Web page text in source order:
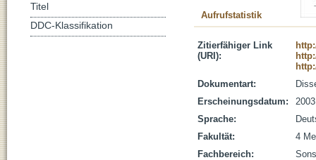
Aufrufstatistik
Zitierfähiger Link
(URI):
Dokumentart:
Erscheinungsdatum:
2003
Sprache:
Fakultät:
4
Fachbereich:
Titel
DDC-Klassifikation